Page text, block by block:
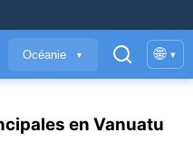
Océanie ▼ 🌐 ▾
en Vanuatu